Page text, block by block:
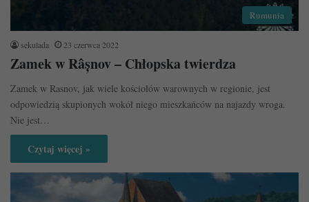
Rumunia
sekulada 23 czerwca 2022
Zamek w Râșnov – Chłopska twierdza
Zamek w Rasnov, jak wiele kościołów warownych w regionie, jest
odpowiedzią skupionych wokół niego mieszkańców na najazdy wroga.
Nie jest…
Czytaj więcej »